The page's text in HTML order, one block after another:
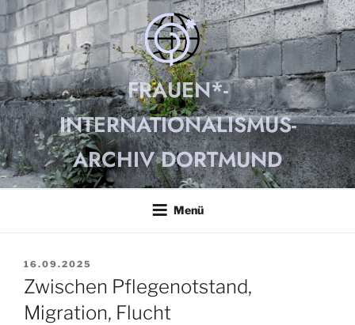
Zum
Inhalt
springen
FRAUEN*-
INTERNATIONALISMUS-
ARCHIV DORTMUND
Menü
VERÖFFENTLICHT
AM
16.09.2025
Zwischen Pflegenotstand,
Migration, Flucht